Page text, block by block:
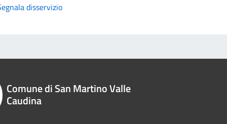
disservizio
Comune di San Martino Valle
Caudina